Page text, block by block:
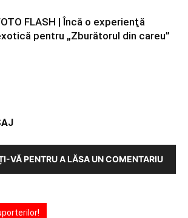
FLASH | Încă o experienţă
pentru „Zburătorul din careu”
VĂ PENTRU A LĂSA UN COMENTARIU